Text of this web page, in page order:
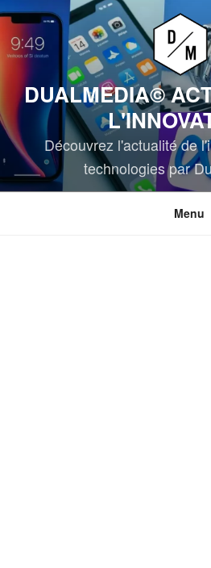
Aller
au
contenu
DUALMEDIA©
Découvrez l'actualité de
technologies par
Menu